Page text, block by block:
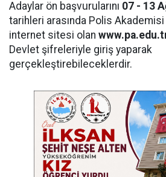
Adaylar ön başvurularını 07 - 13
tarihleri arasında Polis Akademisi
internet sitesi olan
Devlet şifreleriyle giriş yaparak
gerçekleştirebileceklerdir.